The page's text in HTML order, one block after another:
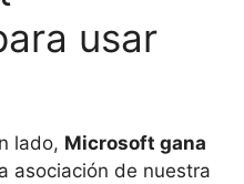
usar
lado, Microsoft gana
asociación de nuestra